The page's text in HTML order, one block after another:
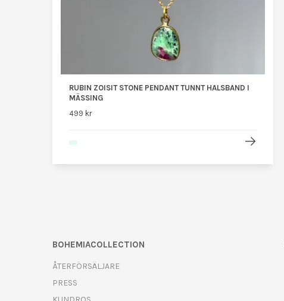
RUBIN ZOISIT STONE PENDANT TUNNT HALSBAND I
MÄSSING
499 kr
BOHEMIACOLLECTION
ÅTERFÖRSÄLJARE
PRESS